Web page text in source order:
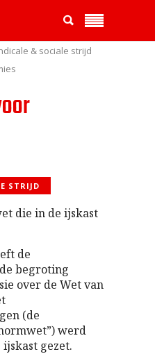
& sociale strijd
STRIJD
die in de ijskast
de
begroting
over de Wet van
(de
werd
gezet.